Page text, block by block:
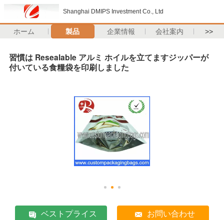
Shanghai DMIPS Investment Co., Ltd
ホーム 製品 企業情報 会社案内 >>
習慣は Resealable アルミ ホイルを立てますジッパーが
付いている食糧袋を印刷しました
ベストプライス お問い合わせ